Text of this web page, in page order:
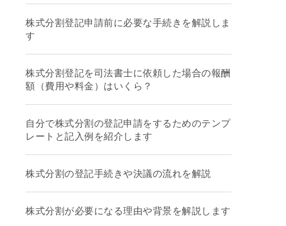
株式分割登記申請前に必要な手続きを解説しま
す
株式分割登記を司法書士に依頼した場合の報酬
額（費用や料金）はいくら？
自分で株式分割の登記申請をするためのテンプ
レートと記入例を紹介します
株式分割の登記手続きや決議の流れを解説
株式分割が必要になる理由や背景を解説します